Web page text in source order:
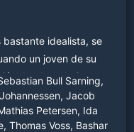
bastante idealista, se
un joven de su
donde trabaja.
Bull Sarning,
Jacob
Petersen, Ida
Thomas Voss, Bashar